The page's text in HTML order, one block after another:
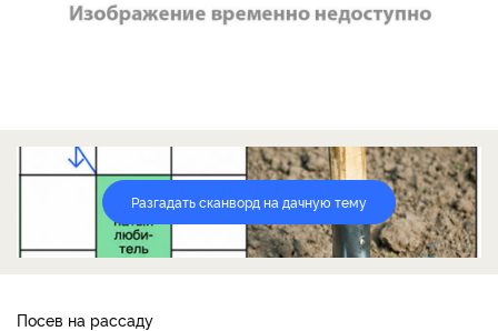
Разгадать сканворд на дачную тему
Посев на рассаду